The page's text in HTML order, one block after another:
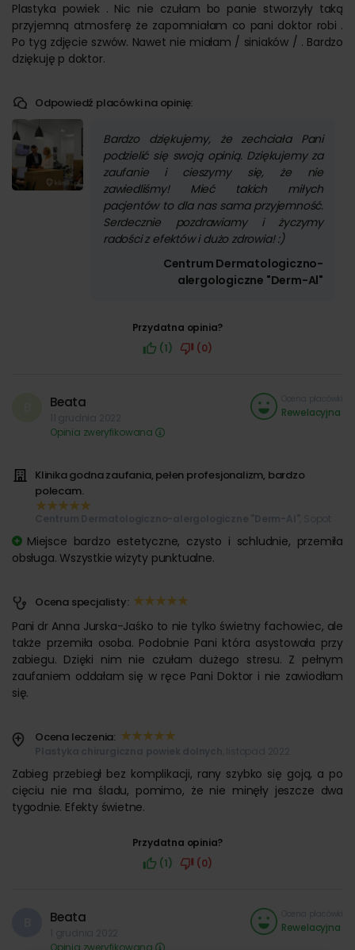
Plastyka powiek . Nic nie czułam bo panie stworzyły taką
przyjemną atmosferę że zapomniałam co pani doktor robi .
Po tyg zdjęcie szwów. Nawet nie miałam / siniaków / . Bardzo
dziękuję p doktor.
Odpowiedź placówki na opinię:
Bardzo dziękujemy, że zechciała Pani
podzielić się swoją opinią. Dziękujemy za
zaufanie i cieszymy się, że nie
zawiedliśmy! Mieć takich miłych
pacjentów to dla nas sama przyjemność.
Serdecznie pozdrawiamy i życzymy
radości z efektów i dużo zdrowia! :)
Centrum Dermatologiczno-
alergologiczne "Derm-Al"
Przydatna opinia?
(1)
(0)
Beata
Opinia zweryfikowana
Rewelacyjna
Klinika godna zaufania, pełen profesjonalizm, bardzo
polecam.
Miejsce bardzo estetyczne, czysto i schludnie, przemiła
obsługa. Wszystkie wizyty punktualne.
Ocena specjalisty:
Pani dr Anna Jurska-Jaśko to nie tylko świetny fachowiec, ale
także przemiła osoba. Podobnie Pani która asystowała przy
zabiegu. Dzięki nim nie czułam dużego stresu. Z pełnym
zaufaniem oddałam się w ręce Pani Doktor i nie zawiodłam
się.
Ocena leczenia:
Zabieg przebiegł bez komplikacji, rany szybko się goją, a po
cięciu nie ma śladu, pomimo, że nie minęły jeszcze dwa
tygodnie. Efekty świetne.
Przydatna opinia?
(1)
(0)
Beata
Opinia zweryfikowana
Rewelacyjna